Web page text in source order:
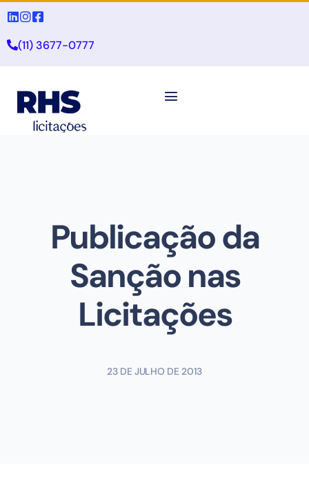
(11) 3677-0777
Publicação da
Sanção nas
Licitações
23 DE JULHO DE 2013